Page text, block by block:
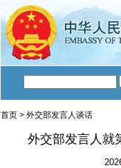
首页 > 外交部发言人谈话
外交部发言人就